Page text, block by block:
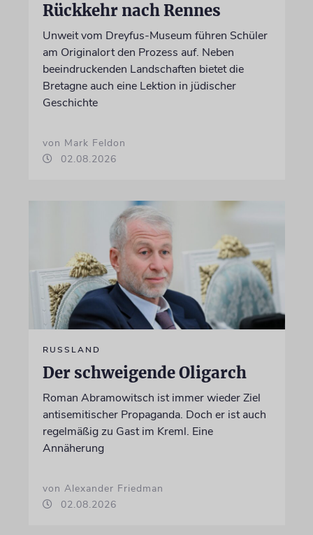
Rückkehr nach Rennes
Unweit vom Dreyfus-Museum führen Schüler
am Originalort den Prozess auf. Neben
beeindruckenden Landschaften bietet die
Bretagne auch eine Lektion in jüdischer
Geschichte
von Mark Feldon
02.08.2026
RUSSLAND
Der schweigende Oligarch
Roman Abramowitsch ist immer wieder Ziel
antisemitischer Propaganda. Doch er ist auch
regelmäßig zu Gast im Kreml. Eine
Annäherung
von Alexander Friedman
02.08.2026